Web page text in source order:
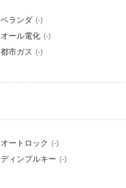
ベランダ (-)
オール電化 (-)
都市ガス (-)
オートロック (-)
ディンプルキー (-)